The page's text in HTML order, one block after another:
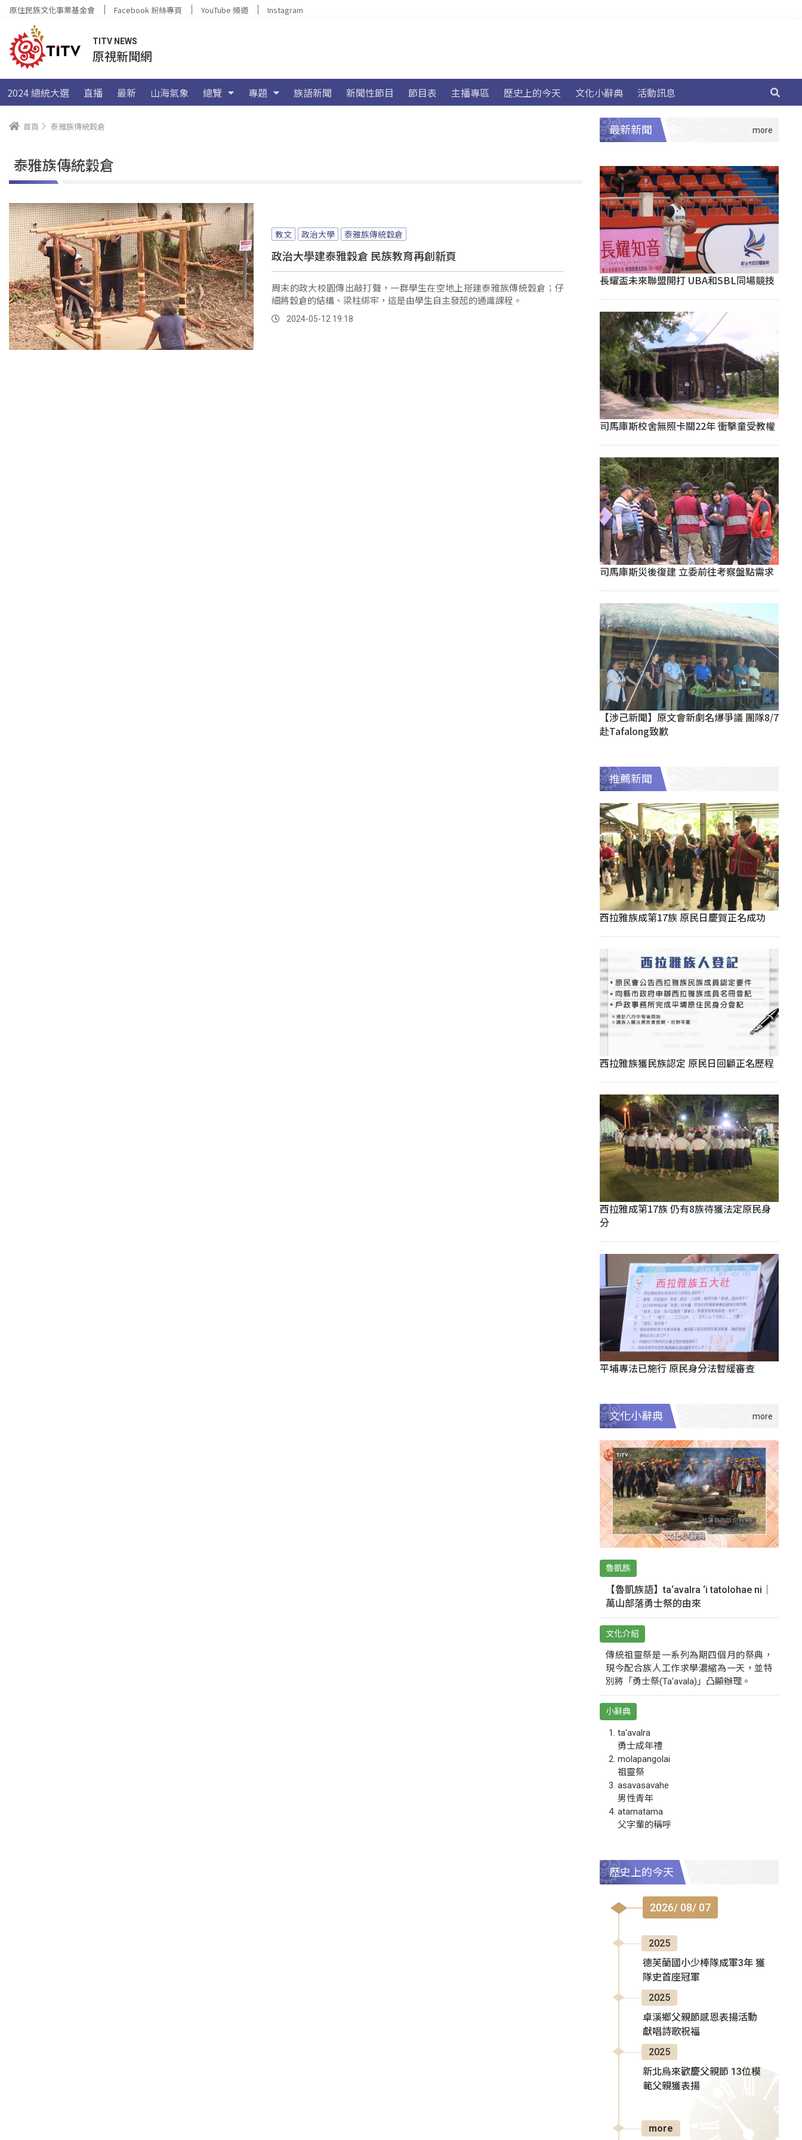
原住民族文化事業基金會 Facebook 粉絲專頁 YouTube 頻道 Instagram
TITV NEWS
原視新聞網
2024 總統大選 直播 最新 山海氣象 總覽 專題 族語新聞 新聞性節目 節目表 主播專區 歷史上的今天 文化小辭典 活動訊息
首頁 泰雅族傳統穀倉
泰雅族傳統穀倉
教文 政治大學 泰雅族傳統穀倉
政治大學建泰雅穀倉 民族教育再創新頁
周末的政大校園傳出敲打聲，一群學生在空地上搭建泰雅族傳統穀倉；仔
細將穀倉的結構、梁柱綁牢，這是由學生自主發起的通識課程。
2024-05-12 19:18
最新新聞
長耀盃未來聯盟開打 UBA和SBL同場競技
司馬庫斯校舍無照卡關22年 衝擊童受教權
司馬庫斯災後復建 立委前往考察盤點需求
【涉己新聞】原文會新劇名爆爭議 團隊8/7
赴Tafalong致歉
推薦新聞
西拉雅族成第17族 原民日慶賀正名成功
西拉雅族獲民族認定 原民日回顧正名歷程
西拉雅成第17族 仍有8族待獲法定原民身
分
平埔專法已施行 原民身分法暫緩審查
文化小辭典
魯凱族
【魯凱族語】ta‘avalra ‘i tatolohae ni｜
萬山部落勇士祭的由來
文化介紹
傳統祖靈祭是一系列為期四個月的祭典，
現今配合族人工作求學濃縮為一天，並特
別將「勇士祭(Ta‘avala)」凸顯辦理。
小辭典
ta‘avalra
勇士成年禮
molapangolai
祖靈祭
asavasavahe
男性青年
atamatama
父字輩的稱呼
歷史上的今天
2026/ 08/ 07
2025
德芙蘭國小少棒隊成軍3年 獲
隊史首座冠軍
2025
卓溪鄉父親節感恩表揚活動
獻唱詩歌祝福
2025
新北烏來歡慶父親節 13位模
範父親獲表揚
more